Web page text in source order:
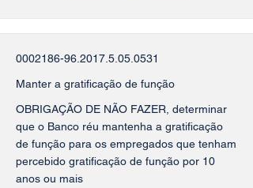
0002186-96.2017.5.05 .0531
Manter a gratificação de função
OBRIGAÇÃO DE NÃO FAZER, determinar
que o Banco réu mantenha a gratificação
de função para os empregados que tenham
percebido gratificação de função por 10
anos ou mais